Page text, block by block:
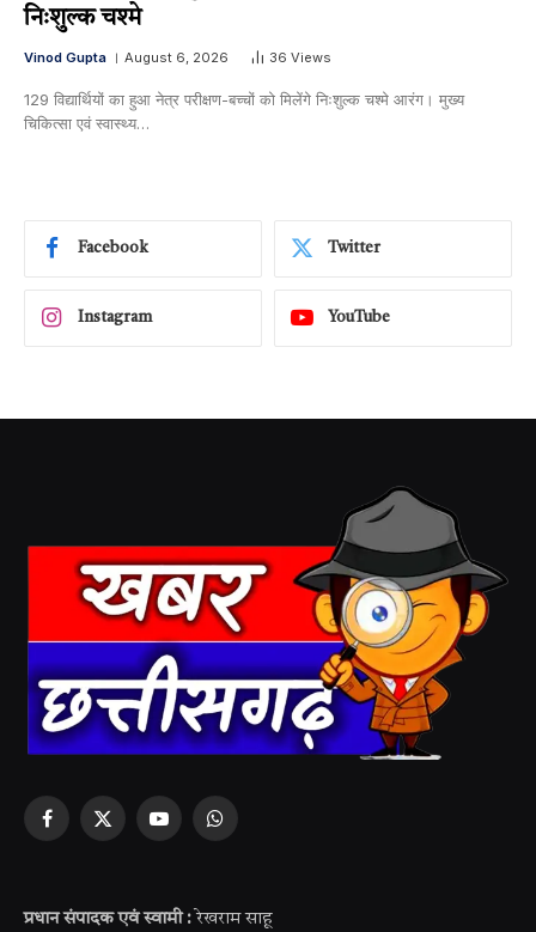
निःशुल्क चश्मे
Vinod Gupta August 6, 2026 36 Views
129 विद्यार्थियों का हुआ नेत्र परीक्षण-बच्चों को मिलेंगे निःशुल्क चश्मे आरंग। मुख्य
चिकित्सा एवं स्वास्थ्य…
Facebook Twitter
Instagram YouTube
Facebook
X
YouTubeWhatsApp
प्रधान संपादक एवं स्वामी : रेखराम साहू